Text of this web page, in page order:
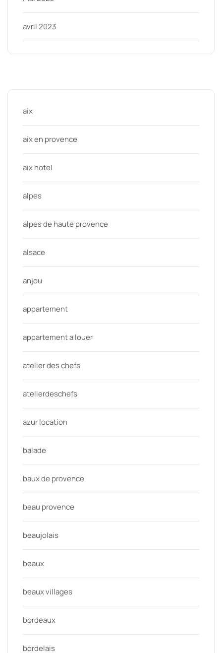
avril 2023
aix
aix en provence
aix hotel
alpes
alpes de haute provence
alsace
anjou
appartement
appartement a louer
atelier des chefs
atelierdeschefs
azur location
balade
baux de provence
beau provence
beaujolais
beaux
beaux villages
bordeaux
bordelais